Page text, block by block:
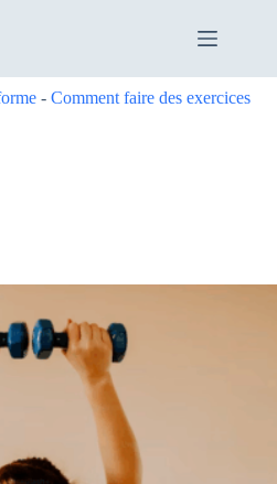
- Comment faire des exercices